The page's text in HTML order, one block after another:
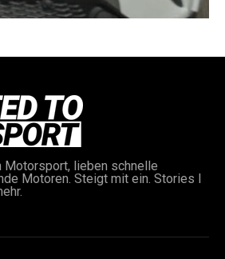
Motorsport, lieben schnelle
Motoren. Steigt mit ein. Stories I